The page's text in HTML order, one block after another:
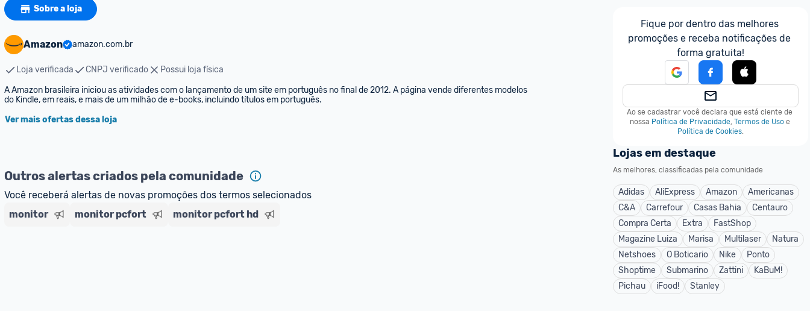
Sobre a loja
Amazon amazon.com.br
Loja verificada CNPJ verificado
Possui loja física
A Amazon brasileira iniciou as atividades com o lançamento de um site em português no final de 2012. A página vende diferentes modelos
do Kindle, em reais, e mais de um milhão de e-books, incluindo títulos em português.
Ver mais ofertas dessa loja
Outros alertas criados pela comunidade
Você receberá alertas de novas promoções dos termos selecionados
monitor
monitor pcfort monitor pcfort hd
Fique por dentro das melhores
promoções e receba notificações de
forma gratuita!
Ao se cadastrar você declara que está ciente de
nossa Política de Privacidade, Termos de Uso e
Política de Cookies.
Lojas em destaque
As melhores, classificadas pela comunidade
Adidas AliExpress Amazon
Americanas
C&A
Carrefour Casas Bahia
Centauro
Compra Certa
Extra
FastShop
Magazine Luiza
Marisa Multilaser
Natura
Netshoes
O Boticario Nike
Ponto
Shoptime
Submarino Zattini
KaBuM!
Pichau
iFood! Stanley